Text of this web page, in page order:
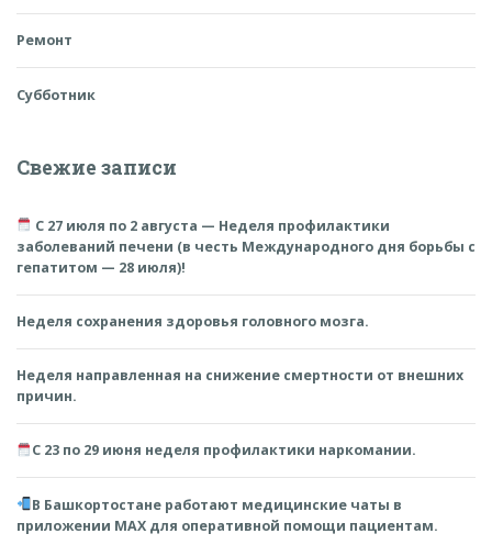
Ремонт
Субботник
Свежие записи
С 27 июля по 2 августа — Неделя профилактики
заболеваний печени (в честь Международного дня борьбы с
гепатитом — 28 июля)!
Неделя сохранения здоровья головного мозга.
Неделя направленная на снижение смертности от внешних
причин.
С 23 по 29 июня неделя профилактики наркомании.
В Башкортостане работают медицинские чаты в
приложении MAX для оперативной помощи пациентам.